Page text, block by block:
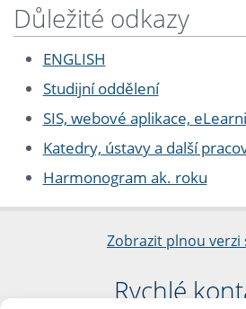
Důležité odkazy
ENGLISH
Studijní oddělení
SIS, webové aplikace,
Katedry, ústavy a další
Harmonogram ak. roku
Zobrazit plnou verzi
Rychlé